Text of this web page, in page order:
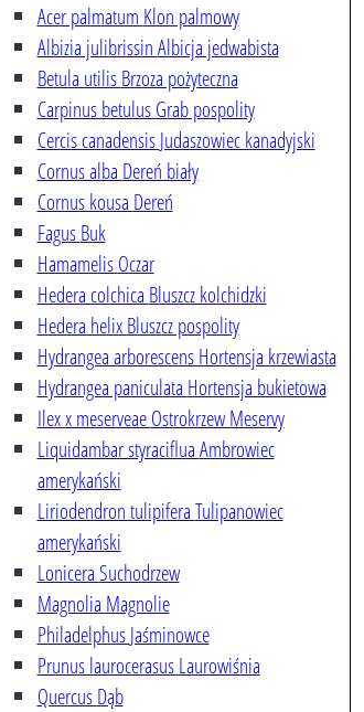
Acer palmatum Klon palmowy
Albizia julibrissinAlbicja jedwabista
Betula utilisBrzoza pożyteczna
Carpinus betulusGrab pospolity
Cercis canadensisJudaszowiec kanadyjski
Cornus alba Dereń biały
Cornus kousa Dereń
FagusBuk
HamamelisOczar
Hedera colchica Bluszcz kolchidzki
Hedera helixBluszcz pospolity
Hydrangea arborescensHortensja krzewiasta
Hydrangea paniculata Hortensja bukietowa
Ilex x meserveaeOstrokrzew Meservy
Liquidambar styracifluaAmbrowiec
amerykański
Liriodendron tulipiferaTulipanowiec
amerykański
LoniceraSuchodrzew
Magnolia Magnolie
PhiladelphusJaśminowce
Prunus laurocerasusLaurowiśnia
QuercusDąb